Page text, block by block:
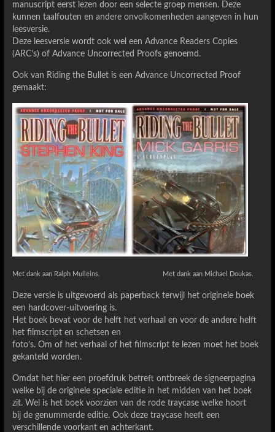
manuscript eerst lezen door een selecte groep mensen. Deze
kunnen taalfouten en andere onvolkomenheden aangeven in hun
leesversie.
Deze leesversie wordt ook wel een Advance Readers Copies
(ARC’s) of Advance Uncorrected Proofs genoemd.
Ook van Riding the Bullet is een Advance Uncorrected Proof
gemaakt:
Met dank aan Ralph Mulleins. Met dank aan Michael Doukas.
Deze versie is uitgevoerd als paperback terwijl het originele boek
een hardcover-uitvoering is.
Het boek bevat voor de helft het verhaal en voor de andere helft
het filmscript en schetsen en
foto’s. Om of het verhaal of het filmscript te lezen moet het boek
gekanteld worden.
Omdat het hier een proefdruk betreft ontbreek de signeerpagina
welke bij de originele speciale editie in het midden van het boek
zit. Wel is het boek voorzien van de rode traycase welke hoort
bij de genummerde editie. Ook deze traycase heeft een
verschillende voorkant en achterkant.